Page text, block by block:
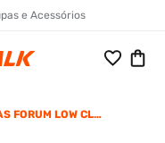
e Acessórios
FORUM LOW CL